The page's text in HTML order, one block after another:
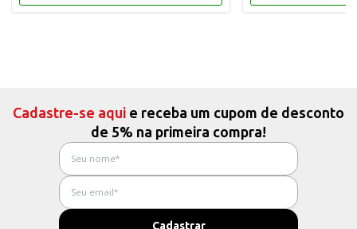
Cadastre-se aqui e receba um cupom de desconto
de 5% na primeira compra!